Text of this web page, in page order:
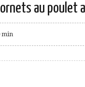
au poulet
min